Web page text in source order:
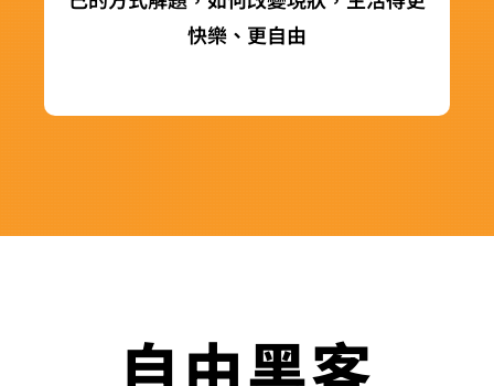
快樂、更自由
自由黑客